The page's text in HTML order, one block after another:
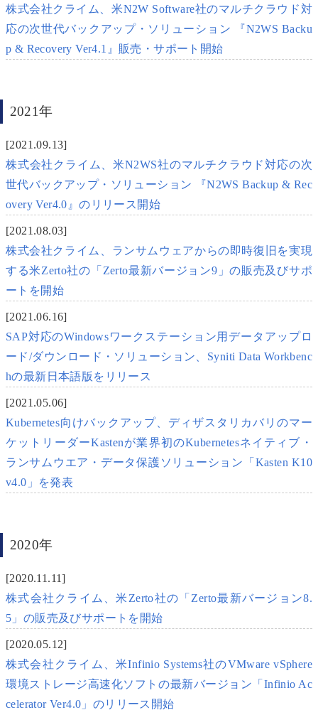
株式会社クライム、米N2W Software社のマルチクラウド対
応の次世代バックアップ・ソリューション 『N2WS Backu
p & Recovery Ver4.1』販売・サポート開始
2021年
[2021.09.13]
株式会社クライム、米N2WS社のマルチクラウド対応の次
世代バックアップ・ソリューション 『N2WS Backup & Rec
overy Ver4.0』のリリース開始
[2021.08.03]
株式会社クライム、ランサムウェアからの即時復旧を実現
する米Zerto社の「Zerto最新バージョン9」の販売及びサポ
ートを開始
[2021.06.16]
SAP対応のWindowsワークステーション用データアップロ
ード/ダウンロード・ソリューション、Syniti Data Workbenc
hの最新日本語版をリリース
[2021.05.06]
Kubernetes向けバックアップ、ディザスタリカバリのマー
ケットリーダーKastenが業界初のKubernetesネイティブ・
ランサムウエア・データ保護ソリューション「Kasten K10
v4.0」を発表
2020年
[2020.11.11]
株式会社クライム、米Zerto社の「Zerto最新バージョン8.
5」の販売及びサポートを開始
[2020.05.12]
株式会社クライム、米Infinio Systems社のVMware vSphere
環境ストレージ高速化ソフトの最新バージョン「Infinio Ac
celerator Ver4.0」のリリース開始